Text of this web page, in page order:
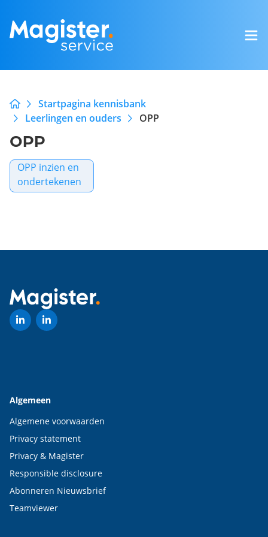
Startpagina kennisbank
Leerlingen en ouders
OPP
OPP
OPP inzien en
ondertekenen
Algemeen
Algemene voorwaarden
Privacy statement
Privacy & Magister
Responsible disclosure
Abonneren Nieuwsbrief
Teamviewer